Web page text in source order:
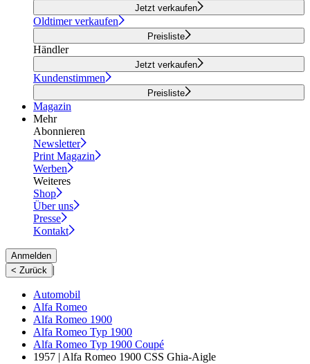
Jetzt verkaufen
Oldtimer verkaufen
Preisliste
Händler
Jetzt verkaufen
Kundenstimmen
Preisliste
Magazin
Mehr
Abonnieren
Newsletter
Print Magazin
Werben
Weiteres
Shop
Über uns
Presse
Kontakt
Anmelden
< Zurück |
Automobil
Alfa Romeo
Alfa Romeo 1900
Alfa Romeo Typ 1900
Alfa Romeo Typ 1900 Coupé
1957 | Alfa Romeo 1900 CSS Ghia-Aigle